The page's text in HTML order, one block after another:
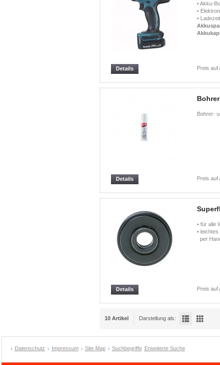
• Akku-
•
•
Preis auf
Details
Bohrer-
Preis auf
Details
• für alle
•
per
Preis auf
Details
10 Artikel Darstellung als:
Datenschutz Impressum Site Map Suchbegriffe Erweiterte Suche